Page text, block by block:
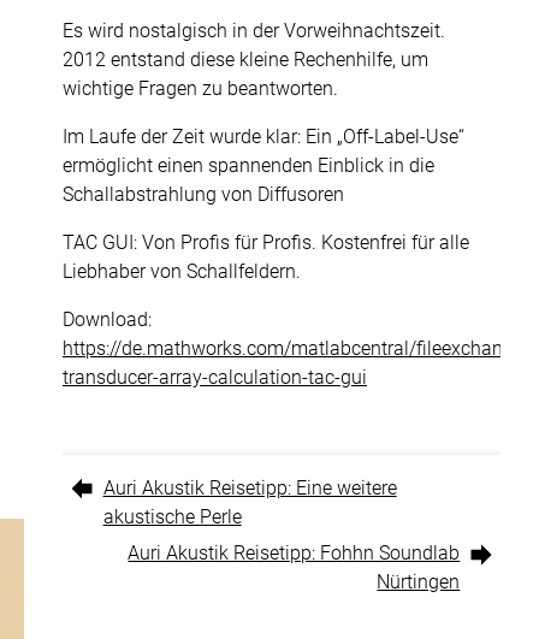
Für Architekturbüros
Für Akustik-Planer
Für Studio und HiFi
Für Wohnräume
Projekte
F+E
Über uns
Kontakt
Es wird nostalgisch in der Vorweihnachtszeit.
2012 entstand diese kleine Rechenhilfe, um
wichtige Fragen zu beantworten.
Im Laufe der Zeit wurde klar: Ein „Off-Label-Use“
ermöglicht einen spannenden Einblick in die
Schallabstrahlung von Diffusoren
TAC GUI: Von Profis für Profis. Kostenfrei für alle
Liebhaber von Schallfeldern.
Download:
https://de.mathworks.com/matlabcentral/fileexchange/
transducer-array-calculation-tac-gui
Auri Akustik Reisetipp: Eine weitere
akustische Perle
Auri Akustik Reisetipp: Fohhn Soundlab
Nürtingen